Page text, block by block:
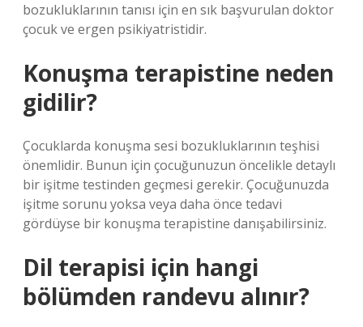
bozukluklarının tanısı için en sık başvurulan doktor
çocuk ve ergen psikiyatristidir.
Konuşma terapistine neden
gidilir?
Çocuklarda konuşma sesi bozukluklarının teşhisi
önemlidir. Bunun için çocuğunuzun öncelikle detaylı
bir işitme testinden geçmesi gerekir. Çocuğunuzda
işitme sorunu yoksa veya daha önce tedavi
gördüyse bir konuşma terapistine danışabilirsiniz.
Dil terapisi için hangi
bölümden randevu alınır?